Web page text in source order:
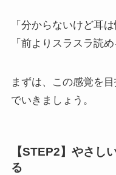
「分からないけど耳は
「前よりスラスラ読め
まずは、この感覚を
でいきましょう。
【STEP2】やさし
る